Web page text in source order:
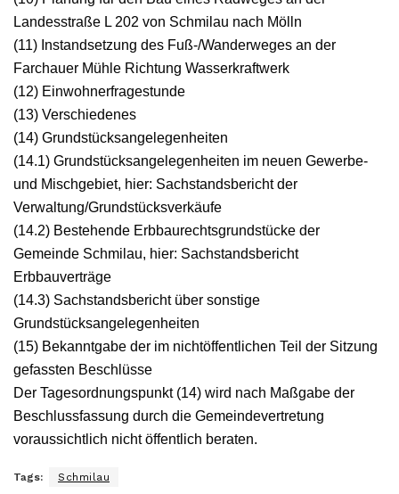
Landesstraße L 202 von Schmilau nach Mölln
(11) Instandsetzung des Fuß-/Wanderweges an der
Farchauer Mühle Richtung Wasserkraftwerk
(12) Einwohnerfragestunde
(13) Verschiedenes
(14) Grundstücksangelegenheiten
(14.1) Grundstücksangelegenheiten im neuen Gewerbe-
und Mischgebiet, hier: Sachstandsbericht der
Verwaltung/Grundstücksverkäufe
(14.2) Bestehende Erbbaurechtsgrundstücke der
Gemeinde Schmilau, hier: Sachstandsbericht
Erbbauverträge
(14.3) Sachstandsbericht über sonstige
Grundstücksangelegenheiten
(15) Bekanntgabe der im nichtöffentlichen Teil der Sitzung
gefassten Beschlüsse
Der Tagesordnungspunkt (14) wird nach Maßgabe der
Beschlussfassung durch die Gemeindevertretung
voraussichtlich nicht öffentlich beraten.
Tags: Schmilau